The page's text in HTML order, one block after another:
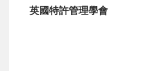
英國特許管理學會